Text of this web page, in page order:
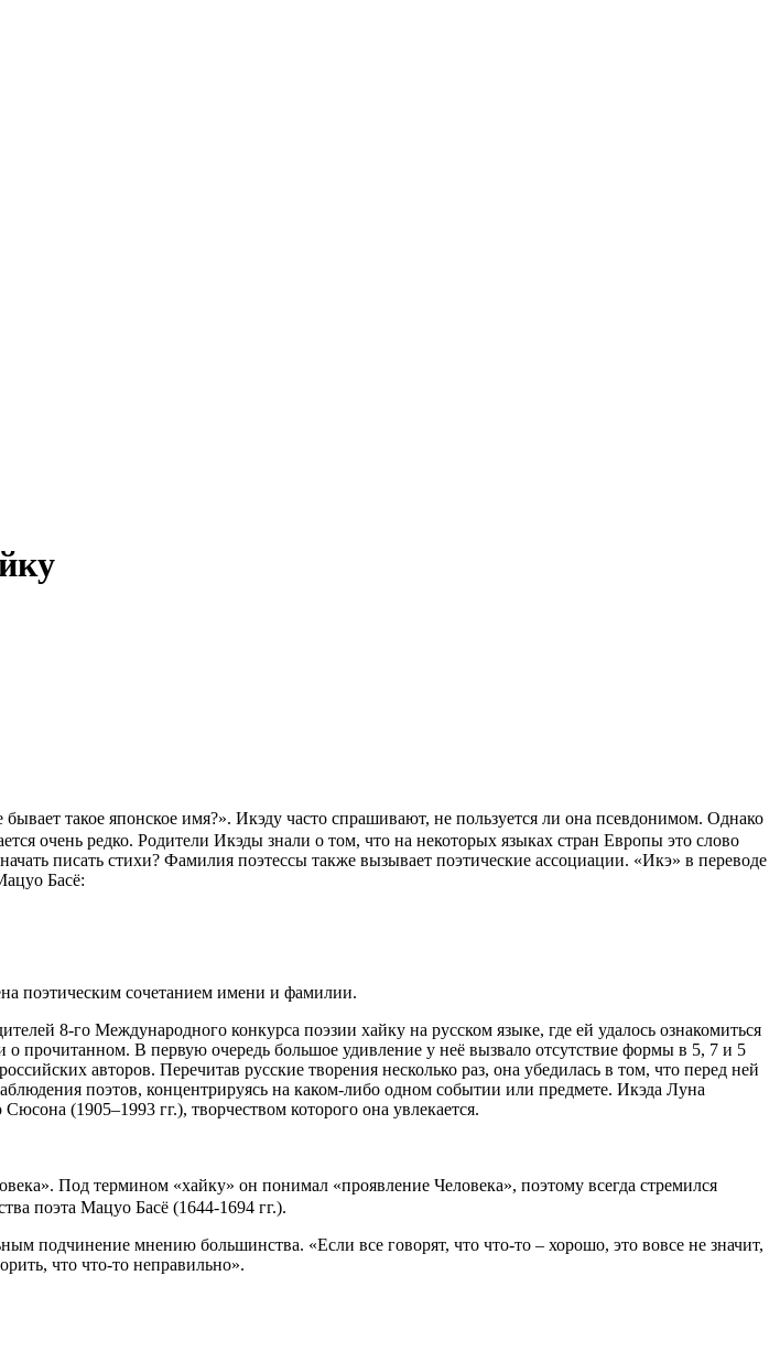
бывает такое японское имя?». Икэду часто спрашивают, не пользуется ли она псевдонимом. Однако
очень редко. Родители Икэды знали о том, что на некоторых языках стран Европы это слово
писать стихи? Фамилия поэтессы также вызывает поэтические ассоциации. «Икэ» в переводе
Басё:
поэтическим сочетанием имени и фамилии.
8-го Международного конкурса поэзии хайку на русском языке, где ей удалось ознакомиться
прочитанном. В первую очередь большое удивление у неё вызвало отсутствие формы в 5, 7 и 5
авторов. Перечитав русские творения несколько раз, она убедилась в том, что перед ней
поэтов, концентрируясь на каком-либо одном событии или предмете. Икэда Луна
(1905–1993 гг.), творчеством которого она увлекается.
Под термином «хайку» он понимал «проявление Человека», поэтому всегда стремился
поэта Мацуо Басё (1644-1694 гг.).
подчинение мнению большинства. «Если все говорят, что что-то – хорошо, это вовсе не значит,
что что-то неправильно».